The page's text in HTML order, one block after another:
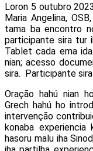
Loron 5 outubro
Maria Angelina,
tama ba encontro
participante sira tur
Tablet cada ema
nian; acesso
sira. Participante
Oração hahú nian
Grech hahú ho
intervenção
konaba
hasoru malu iha